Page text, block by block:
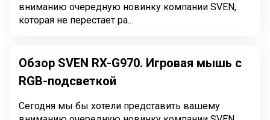
вниманию очередную новинку компании SVEN,
которая не перестает ра...
Обзор SVEN RX-G970. Игровая мышь с
RGB-подсветкой
Сегодня мы бы хотели представить вашему